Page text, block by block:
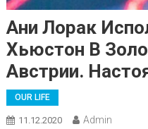
Ани Лорак
Хьюстон В
Австрии.
OUR LIFE
11.12.2020 Admin